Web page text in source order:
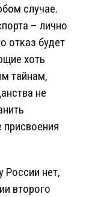
случае.
– лично
отказ будет
хоть
тайнам,
не
России нет,
второго